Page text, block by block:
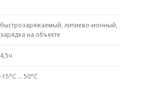
быстрозаряжаемый, литиево-ионный,
зарядка на объекте
4,5ч
-15°C … 50°C